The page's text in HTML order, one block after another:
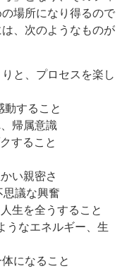
場所になり得るので
、次のようなものが
と、プロセスを楽し
すること
帰属意識
すること
い親密さ
議な興奮
生を全うすること
なエネルギー、生
になること